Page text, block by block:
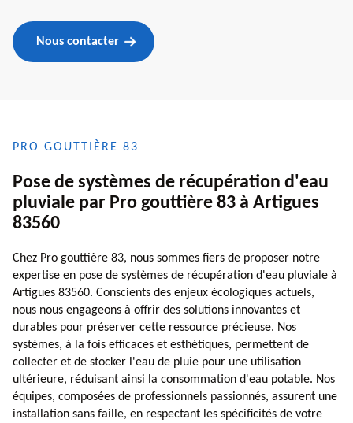
Nous contacter
PRO GOUTTIÈRE 83
Pose de systèmes de récupération d'eau
pluviale par Pro gouttière 83 à Artigues
83560
Chez Pro gouttière 83, nous sommes fiers de proposer notre
expertise en pose de systèmes de récupération d'eau pluviale à
Artigues 83560. Conscients des enjeux écologiques actuels,
nous nous engageons à offrir des solutions innovantes et
durables pour préserver cette ressource précieuse. Nos
systèmes, à la fois efficaces et esthétiques, permettent de
collecter et de stocker l'eau de pluie pour une utilisation
ultérieure, réduisant ainsi la consommation d'eau potable. Nos
équipes, composées de professionnels passionnés, assurent une
installation sans faille, en respectant les spécificités de votre